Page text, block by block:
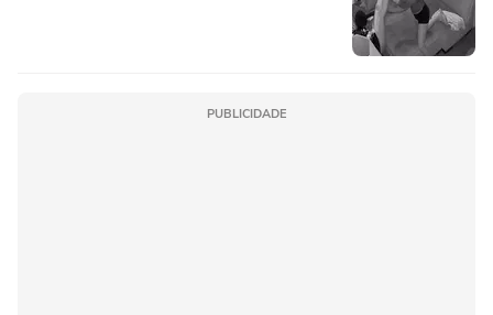
PUBLICIDADE